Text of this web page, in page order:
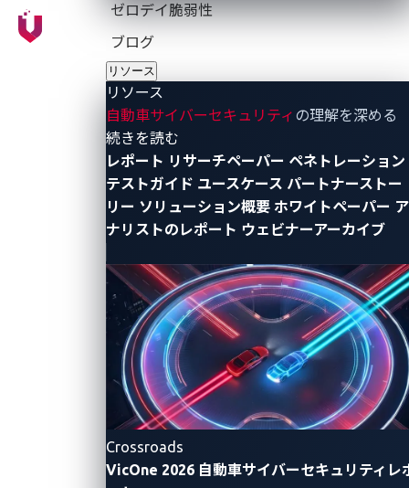
ゼロデイ脆弱性
ブログ
リソース
リソース
自動車サイバーセキュリティ の理解を深める
続きを読む
レポート リサーチペーパー ペネトレーション
テストガイド ユースケース パートナーストー
リー ソリューション概要 ホワイトペーパー ア
ナリストのレポート ウェビナーアーカイブ
Crossroads
VicOne 2026 自動車サイバーセキュリティレ
プライバシー侵害につながる可能性があります。
テムを提供している17社を無作為に選び、それらの認
証プロセスを評価し、調査を行いました。分析の結
果、重大な脆弱性があることが判明しました。それ
は、ユーザー名とともにURIパラメータで平文のパス
ワードが送信されるというものです。（同時に、私た
ちは責任ある脆弱性開示プロセスの一環として、影響
を受ける企業への連絡を開始しました。）
安全な認証と承認を確保するため、開発者はサーバー
に送信する前に認証情報をハッシュ化する（パスワー
ドソルトなど）といったベストプラクティスに従うべ
きです。暗号化を行わない場合、サイバー犯罪者はネ
ットワーク監視やHTTPトラフィック ログの解析によ
り認証情報を傍受することができます。ブラウザベー
スの認証では、不正アクセスを防止するためにデータ
を暗号化するトランスポート レイヤーセキュリティ
（TLS 1.3）が不可欠です。残念ながら、一部の企業で